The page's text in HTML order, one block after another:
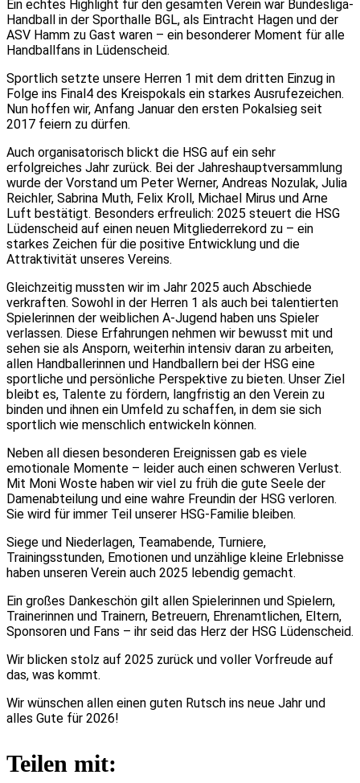
Ein echtes Highlight für den gesamten Verein war Bundesliga-
Handball in der Sporthalle BGL, als Eintracht Hagen und der
ASV Hamm zu Gast waren – ein besonderer Moment für alle
Handballfans in Lüdenscheid.
Sportlich setzte unsere Herren 1 mit dem dritten Einzug in
Folge ins Final4 des Kreispokals ein starkes Ausrufezeichen.
Nun hoffen wir, Anfang Januar den ersten Pokalsieg seit
2017 feiern zu dürfen.
Auch organisatorisch blickt die HSG auf ein sehr
erfolgreiches Jahr zurück. Bei der Jahreshauptversammlung
wurde der Vorstand um Peter Werner, Andreas Nozulak, Julia
Reichler, Sabrina Muth, Felix Kroll, Michael Mirus und Arne
Luft bestätigt. Besonders erfreulich: 2025 steuert die HSG
Lüdenscheid auf einen neuen Mitgliederrekord zu – ein
starkes Zeichen für die positive Entwicklung und die
Attraktivität unseres Vereins.
Gleichzeitig mussten wir im Jahr 2025 auch Abschiede
verkraften. Sowohl in der Herren 1 als auch bei talentierten
Spielerinnen der weiblichen A-Jugend haben uns Spieler
verlassen. Diese Erfahrungen nehmen wir bewusst mit und
sehen sie als Ansporn, weiterhin intensiv daran zu arbeiten,
allen Handballerinnen und Handballern bei der HSG eine
sportliche und persönliche Perspektive zu bieten. Unser Ziel
bleibt es, Talente zu fördern, langfristig an den Verein zu
binden und ihnen ein Umfeld zu schaffen, in dem sie sich
sportlich wie menschlich entwickeln können.
Neben all diesen besonderen Ereignissen gab es viele
emotionale Momente – leider auch einen schweren Verlust.
Mit Moni Woste haben wir viel zu früh die gute Seele der
Damenabteilung und eine wahre Freundin der HSG verloren.
Sie wird für immer Teil unserer HSG-Familie bleiben.
Siege und Niederlagen, Teamabende, Turniere,
Trainingsstunden, Emotionen und unzählige kleine Erlebnisse
haben unseren Verein auch 2025 lebendig gemacht.
Ein großes Dankeschön gilt allen Spielerinnen und Spielern,
Trainerinnen und Trainern, Betreuern, Ehrenamtlichen, Eltern,
Sponsoren und Fans – ihr seid das Herz der HSG Lüdenscheid.
Wir blicken stolz auf 2025 zurück und voller Vorfreude auf
das, was kommt.
Wir wünschen allen einen guten Rutsch ins neue Jahr und
alles Gute für 2026!
Teilen mit: